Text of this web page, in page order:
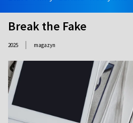
Break the Fake
2025 | magazyn